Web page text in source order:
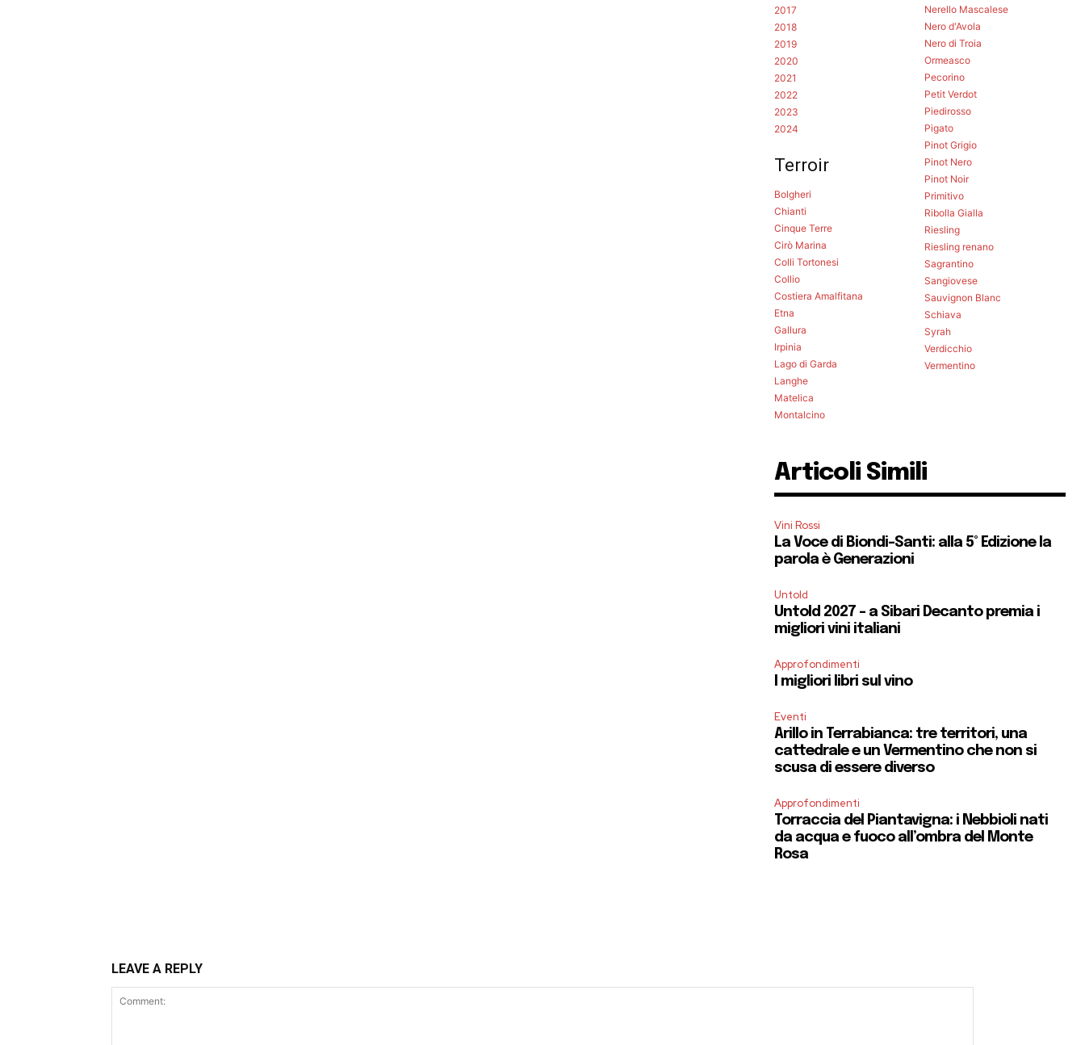
2017
2018
2019
2020
2021
2022
2023
2024
Terroir
Bolgheri
Chianti
Cinque Terre
Cirò Marina
Colli Tortonesi
Collio
Costiera Amalfitana
Etna
Gallura
Irpinia
Lago di Garda
Langhe
Matelica
Montalcino
Nerello Mascalese
Nero d'Avola
Nero di Troia
Ormeasco
Pecorino
Petit Verdot
Piedirosso
Pigato
Pinot Grigio
Pinot Nero
Pinot Noir
Primitivo
Ribolla Gialla
Riesling
Riesling renano
Sagrantino
Sangiovese
Sauvignon Blanc
Schiava
Syrah
Verdicchio
Vermentino
Articoli Simili
Vini Rossi
La Voce di Biondi-Santi: alla 5° Edizione la
parola è Generazioni
Untold
Untold 2027 – a Sibari Decanto premia i
migliori vini italiani
Approfondimenti
I migliori libri sul vino
Eventi
Arillo in Terrabianca: tre territori, una
cattedrale e un Vermentino che non si
scusa di essere diverso
Approfondimenti
Torraccia del Piantavigna: i Nebbioli nati
da acqua e fuoco all’ombra del Monte
Rosa
LEAVE A REPLY